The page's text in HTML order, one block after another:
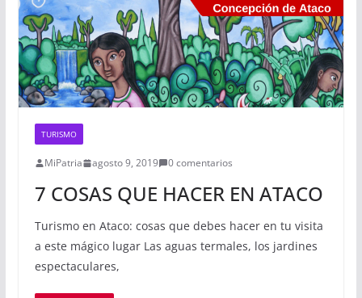
TURISMO
MiPatria agosto 9, 2019 0 comentarios
7 COSAS QUE HACER EN ATACO
Turismo en Ataco: cosas que debes hacer en tu visita
a este mágico lugar Las aguas termales, los jardines
espectaculares,